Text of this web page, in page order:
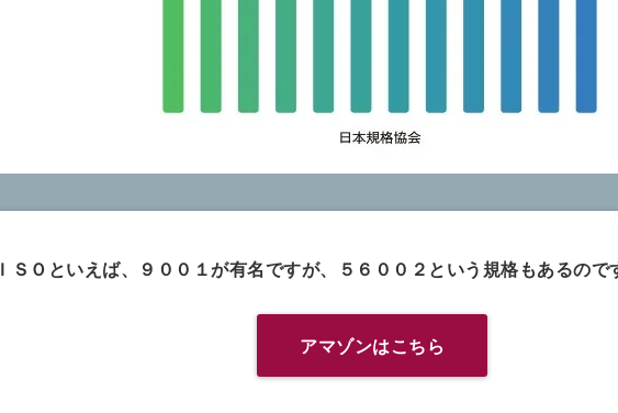
ＩＳＯといえば、９００１が有名ですが、５６００２という規格もあるので
アマゾンはこちら